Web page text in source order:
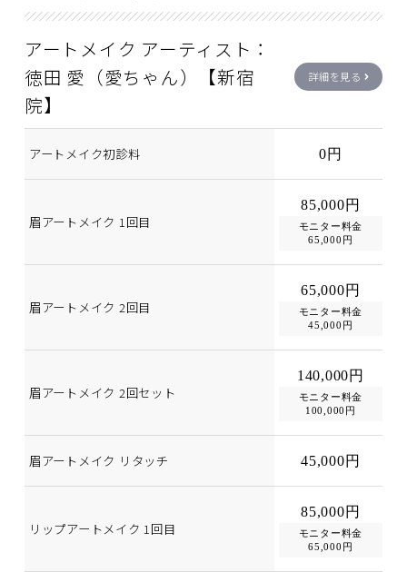
アートメイク アーティスト：
徳田 愛（愛ちゃん）【新宿
院】
詳細を見る
アートメイク初診料 0円
眉アートメイク 1回目
85,000円
モニター料金
65,000円
眉アートメイク 2回目
65,000円
モニター料金
45,000円
眉アートメイク 2回セット
140,000円
モニター料金
100,000円
眉アートメイク リタッチ 45,000円
リップアートメイク 1回目
85,000円
モニター料金
65,000円